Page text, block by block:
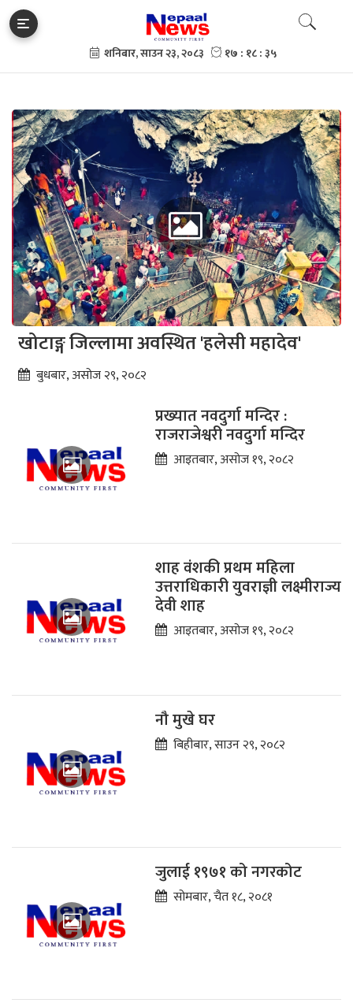
खोटाङ्ग जिल्लामा अवस्थित 'हलेसी महादेव'
बुधबार, असोज २९, २०८२
प्रख्यात नवदुर्गा मन्दिर :
राजराजेश्वरी नवदुर्गा मन्दिर
आइतबार, असोज १९, २०८२
शाह वंशकी प्रथम महिला
उत्तराधिकारी युवराज्ञी लक्ष्मीराज्य
देवी शाह
आइतबार, असोज १९, २०८२
नौ मुखे घर
बिहीबार, साउन २९, २०८२
जुलाई १९७१ को नगरकोट
सोमबार, चैत १८, २०८१